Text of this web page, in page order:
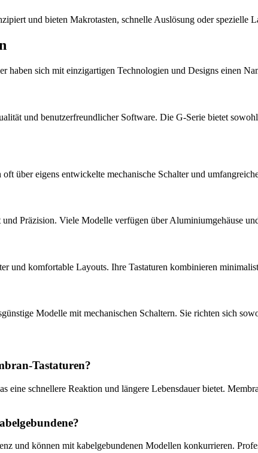
und bieten Makrotasten, schnelle Auslösung oder spezielle
haben sich mit einzigartigen Technologien und Designs einen
und benutzerfreundlicher Software. Die G-Serie bietet
über eigens entwickelte mechanische Schalter und
Präzision. Viele Modelle verfügen über Aluminiumgehäuse
und komfortable Layouts. Ihre Tastaturen kombinieren
Modelle mit mechanischen Schaltern. Sie richten sich
Tastaturen?
eine schnellere Reaktion und längere Lebensdauer bietet.
und können mit kabelgebundenen Modellen konkurrieren.